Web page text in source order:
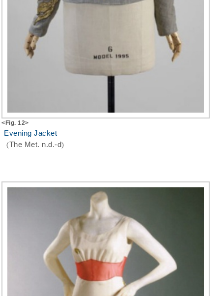
<Fig. 12>
Evening Jacket
(The Met. n.d.-d)